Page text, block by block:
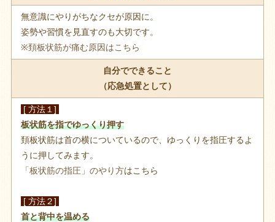
無意識にやりがちなクセが原因に。
姿勢や習慣を見直すのも大切です。
※頚板状筋が痛む原因はこちら
自分でできること
（応急処置として）
[ 方法１]
板状筋を指でゆっくり押す
頚板状筋は首の横についているので、ゆっくりを指圧するよ
うに押してみます。
「板状筋の指圧」のやり方はこちら
[ 方法２]
首と背中を温める